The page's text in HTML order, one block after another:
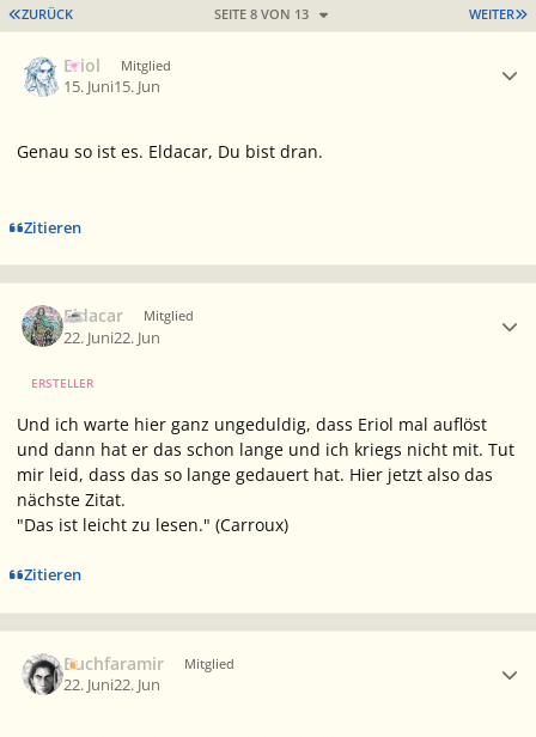
ERSTE SEITE
ZURÜCK WEITER
SEITE 8 VON 13
Eriol Mitglied
15. Juni15. Jun
Genau so ist es. Eldacar, Du bist dran.
Zitieren
Eldacar Mitglied
22. Juni22. Jun
ERSTELLER
Und ich warte hier ganz ungeduldig, dass Eriol mal auflöst
und dann hat er das schon lange und ich kriegs nicht mit. Tut
mir leid, dass das so lange gedauert hat. Hier jetzt also das
nächste Zitat.
"Das ist leicht zu lesen." (Carroux)
Zitieren
Buchfaramir Mitglied
22. Juni22. Jun